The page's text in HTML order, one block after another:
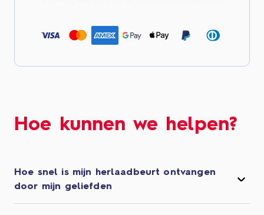
Hoe kunnen we helpen?
Hoe snel is mijn herlaadbeurt ontvangen
door mijn geliefden